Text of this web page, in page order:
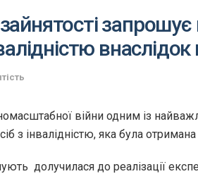
запрошує
внаслідок
війни одним із
з інвалідністю, яка була
долучилася до реалізації